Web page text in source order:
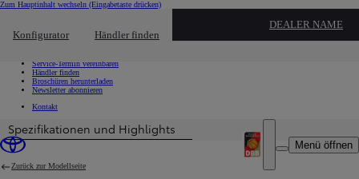
Zum Hauptinhalt wechseln (Eingabetaste drücken)
Konfigurator Händler finden
DEALER NAME
Schnellzugriff Klicken um das Reach-Out-Menü zu schließen
Service-Termin vereinbaren
Händler finden
Broschüren herunterladen
Newsletter abonnieren
Kontakt
Menü öffnen
Spezifikationen und Highlights
Zurück zur Modellseite